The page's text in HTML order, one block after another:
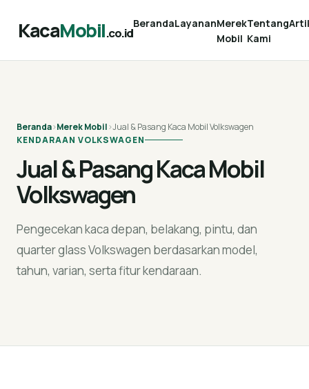
KacaMobil.co.id
BerandaLayananMerek
Mobil
Tentang
Kami
Beranda›Merek Mobil›Jual & Pasang Kaca Mobil Volkswagen
KENDARAAN VOLKSWAGEN
Jual & Pasang Kaca Mobil
Volkswagen
Pengecekan kaca depan, belakang, pintu, dan
quarter glass Volkswagen berdasarkan model,
tahun, varian, serta fitur kendaraan.